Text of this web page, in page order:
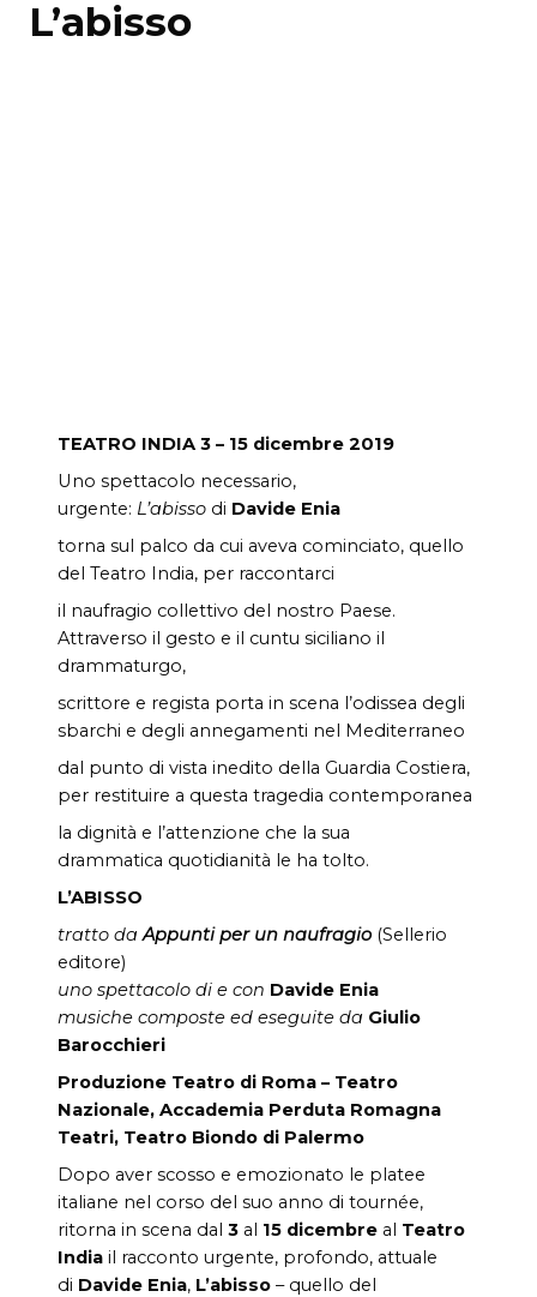
L’abisso
TEATRO INDIA 3 – 15 dicembre 2019
Uno spettacolo necessario,
urgente: L’abisso di Davide Enia
torna sul palco da cui aveva cominciato, quello
del Teatro India, per raccontarci
il naufragio collettivo del nostro Paese.
Attraverso il gesto e il cuntu siciliano il
drammaturgo,
scrittore e regista porta in scena l’odissea degli
sbarchi e degli annegamenti nel Mediterraneo
dal punto di vista inedito della Guardia Costiera,
per restituire a questa tragedia contemporanea
la dignità e l’attenzione che la sua
drammatica quotidianità le ha tolto.
L’ABISSO
tratto da Appunti per un naufragio (Sellerio
editore)
uno spettacolo di e con Davide Enia
musiche composte ed eseguite da Giulio
Barocchieri
Produzione Teatro di Roma – Teatro
Nazionale, Accademia Perduta Romagna
Teatri, Teatro Biondo di Palermo
Dopo aver scosso e emozionato le platee
italiane nel corso del suo anno di tournée,
ritorna in scena dal 3 al 15 dicembre al Teatro
India il racconto urgente, profondo, attuale
di Davide Enia, L’abisso – quello del